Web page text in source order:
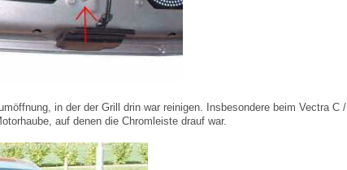
in der der Grill drin war reinigen. Insbesondere beim Vectra C /
auf denen die Chromleiste drauf war.